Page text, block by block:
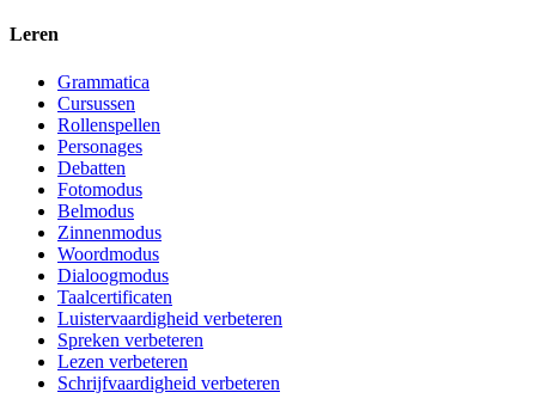
Leren
Grammatica
Cursussen
Rollenspellen
Personages
Debatten
Fotomodus
Belmodus
Zinnenmodus
Woordmodus
Dialoogmodus
Taalcertificaten
Luistervaardigheid verbeteren
Spreken verbeteren
Lezen verbeteren
Schrijfvaardigheid verbeteren